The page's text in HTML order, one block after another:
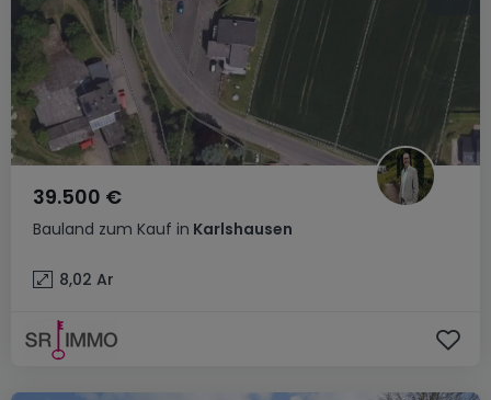
Bauland zum Kauf in Karlshausen
39.500 €
8,02 Ar